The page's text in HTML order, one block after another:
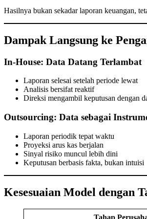
Hasilnya bukan sekadar laporan keuangan,
Dampak Langsung ke
In-House: Data Datang Terlambat
Laporan selesai setelah periode lewat
Analisis bersifat reaktif
Direksi mengambil keputusan dengan
Outsourcing: Data sebagai
Laporan periodik tepat waktu
Proyeksi arus kas berjalan
Sinyal risiko muncul lebih dini
Keputusan berbasis fakta, bukan intuisi
Kesesuaian Model dengan
Tahap